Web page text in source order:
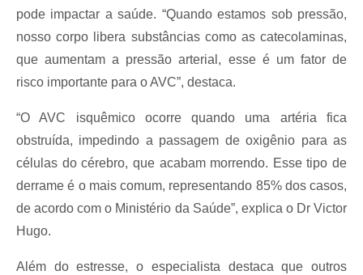
pode impactar a saúde. “Quando estamos sob pressão,
nosso corpo libera substâncias como as catecolaminas,
que aumentam a pressão arterial, esse é um fator de
risco importante para o AVC”, destaca.
“O AVC isquêmico ocorre quando uma artéria fica
obstruída, impedindo a passagem de oxigênio para as
células do cérebro, que acabam morrendo. Esse tipo de
derrame é o mais comum, representando 85% dos casos,
de acordo com o Ministério da Saúde”, explica o Dr Victor
Hugo.
Além do estresse, o especialista destaca que outros